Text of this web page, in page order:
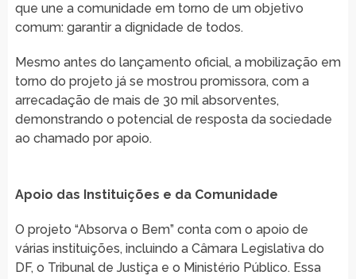
que une a comunidade em torno de um objetivo
comum: garantir a dignidade de todos.
Mesmo antes do lançamento oficial, a mobilização em
torno do projeto já se mostrou promissora, com a
arrecadação de mais de 30 mil absorventes,
demonstrando o potencial de resposta da sociedade
ao chamado por apoio.
Apoio das Instituições e da Comunidade
O projeto “Absorva o Bem” conta com o apoio de
várias instituições, incluindo a Câmara Legislativa do
DF, o Tribunal de Justiça e o Ministério Público. Essa